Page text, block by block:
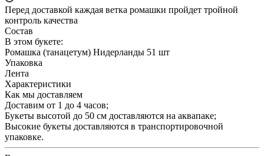
Перед доставкой каждая ветка ромашки пройдет тройной
контроль качества
Состав
В этом букете:
Ромашка (танацетум) Нидерланды 51 шт
Упаковка
Лента
Характеристики
Как мы доставляем
Доставим от 1 до 4 часов;
Букеты высотой до 50 см доставляются на аквапаке;
Высокие букеты доставляются в транспортировочной
упаковке.